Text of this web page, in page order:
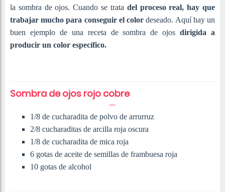
la sombra de ojos. Cuando se trata del proceso real, hay que
trabajar mucho para conseguir el colordeseado. Aquí hay un
buen ejemplo de una receta de sombra de ojosdirigida a
producir un color específico.
Sombra de ojos rojo cobre
1/8 de cucharadita de polvo de arrurruz
2/8 cucharaditas de arcilla roja oscura
1/8 de cucharadita de mica roja
6 gotas de aceite de semillas de frambuesa roja
10 gotas de alcohol